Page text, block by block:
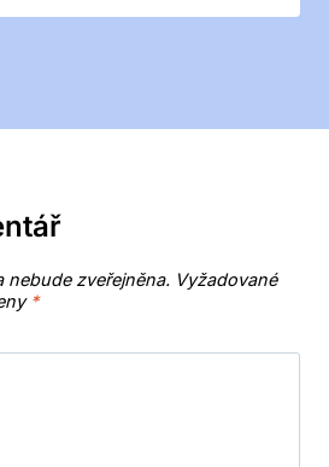
nebude zveřejněna. Vyžadované
*